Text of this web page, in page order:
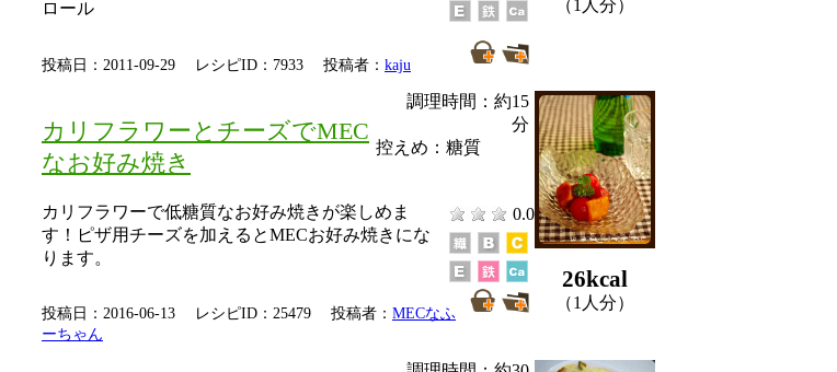
ロール
投稿日：2011-09-29 レシピID：7933 投稿者： kaju
（1人分）
カリフラワーとチーズでMEC
なお好み焼き
調理時間：約15
分
カリフラワーで低糖質なお好み焼きが楽しめま
す！ピザ用チーズを加えるとMECお好み焼きにな
ります。
0.0
控えめ： 糖質
投稿日：2016-06-13 レシピID：25479 投稿者： MECなふ
ーちゃん
26kcal
（1人分）